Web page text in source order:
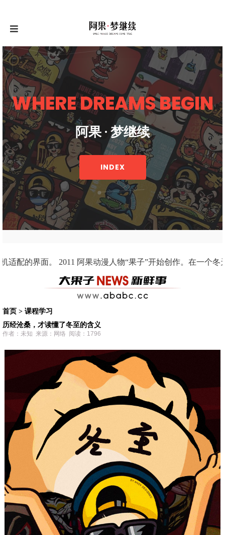
阿果动漫人物“果子”开始创作。在一个冬天的深夜里，
首页 > 课程学习
历经沧桑，才读懂了冬至的含义
作者：未知 来源：网络 阅读：1796